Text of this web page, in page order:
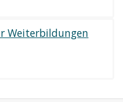
Weiterbildungen